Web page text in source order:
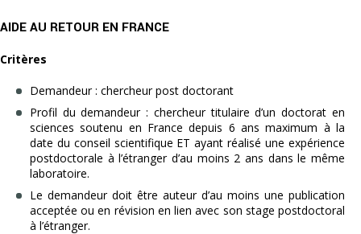
AIDE AU RETOUR EN FRANCE
Critères
Demandeur : chercheur post doctorant
Profil du demandeur : chercheur titulaire d’un doctorat en
sciences soutenu en France depuis 6 ans maximum à la
date du conseil scientifique ET ayant réalisé une expérience
postdoctorale à l’étranger d’au moins 2 ans dans le même
laboratoire.
Le demandeur doit être auteur d’au moins une publication
acceptée ou en révision en lien avec son stage postdoctoral
à l’étranger.